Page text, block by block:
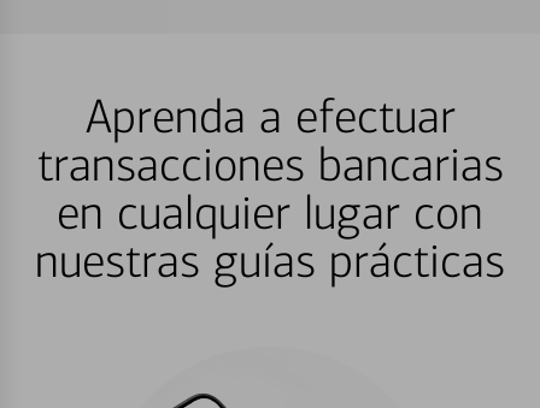
Aprenda a efectuar
transacciones bancarias
en cualquier lugar con
nuestras guías prácticas